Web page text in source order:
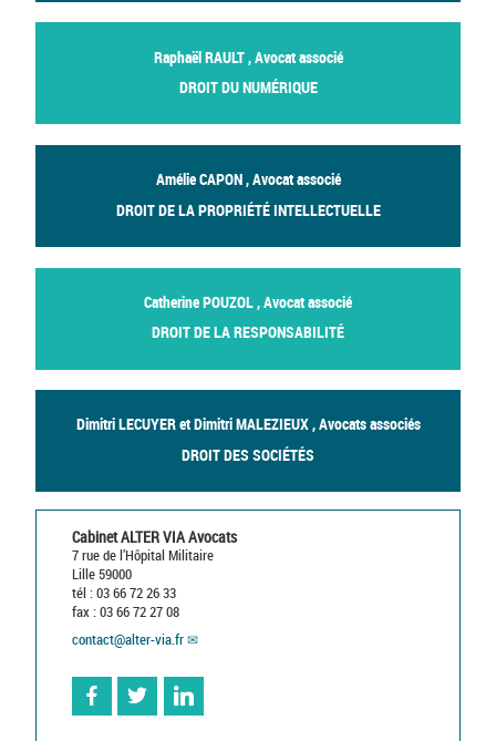
Raphaël RAULT , Avocat associé
DROIT DU NUMÉRIQUE
Amélie CAPON , Avocat associé
DROIT DE LA PROPRIÉTÉ INTELLECTUELLE
Catherine POUZOL , Avocat associé
DROIT DE LA RESPONSABILITÉ
Dimitri LECUYER et Dimitri MALEZIEUX , Avocats associés
DROIT DES SOCIÉTÉS
Cabinet ALTER VIA Avocats
7 rue de l’Hôpital Militaire
Lille 59000
tél : 03 66 72 26 33
fax : 03 66 72 27 08
contact@alter-via.fr